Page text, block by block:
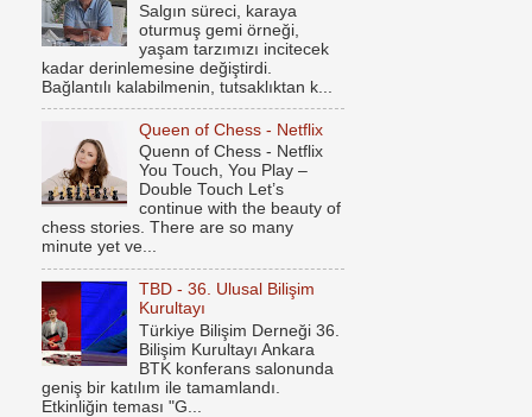
Salgın süreci, karaya
oturmuş gemi örneği,
yaşam tarzımızı incitecek
kadar derinlemesine değiştirdi.
Bağlantılı kalabilmenin, tutsaklıktan k...
Queen of Chess - Netflix
Quenn of Chess - Netflix
You Touch, You Play –
Double Touch Let’s
continue with the beauty of
chess stories. There are so many
minute yet ve...
TBD - 36. Ulusal Bilişim
Kurultayı
Türkiye Bilişim Derneği 36.
Bilişim Kurultayı Ankara
BTK konferans salonunda
geniş bir katılım ile tamamlandı.
Etkinliğin teması "G...